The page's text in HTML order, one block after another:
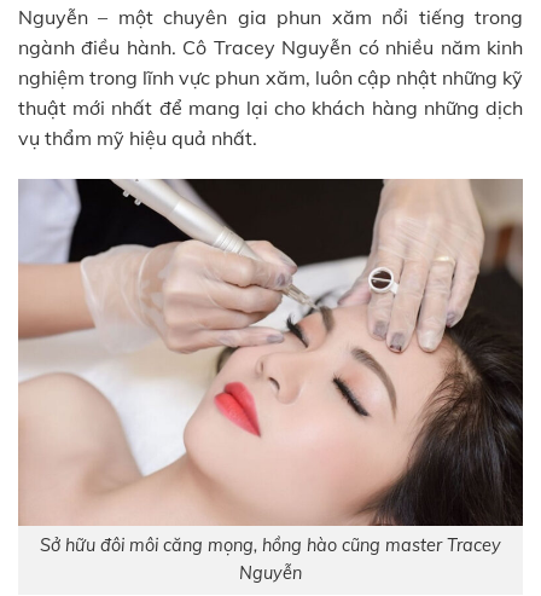
Nguyễn – một chuyên gia phun xăm nổi tiếng trong
ngành điều hành. Cô Tracey Nguyễn có nhiều năm kinh
nghiệm trong lĩnh vực phun xăm, luôn cập nhật những kỹ
thuật mới nhất để mang lại cho khách hàng những dịch
vụ thẩm mỹ hiệu quả nhất.
Sở hữu đôi môi căng mọng, hồng hào cũng master Tracey
Nguyễn